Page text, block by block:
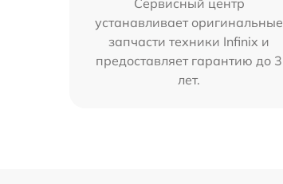
Сервисный центр
устанавливает оригинальные
запчасти техники Infinix и
предоставляет гарантию до 3
лет.